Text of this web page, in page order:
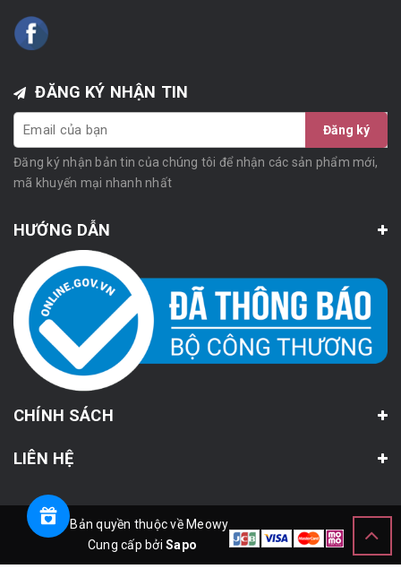
ĐĂNG KÝ NHẬN TIN
Đăng ký
Đăng ký nhận bản tin của chúng tôi để nhận các sản phẩm mới,
mã khuyến mại nhanh nhất
HƯỚNG DẪN
CHÍNH SÁCH
LIÊN HỆ
© Bản quyền thuộc về Meowy
Cung cấp bởiSapo